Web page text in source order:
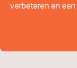
verbeteren en